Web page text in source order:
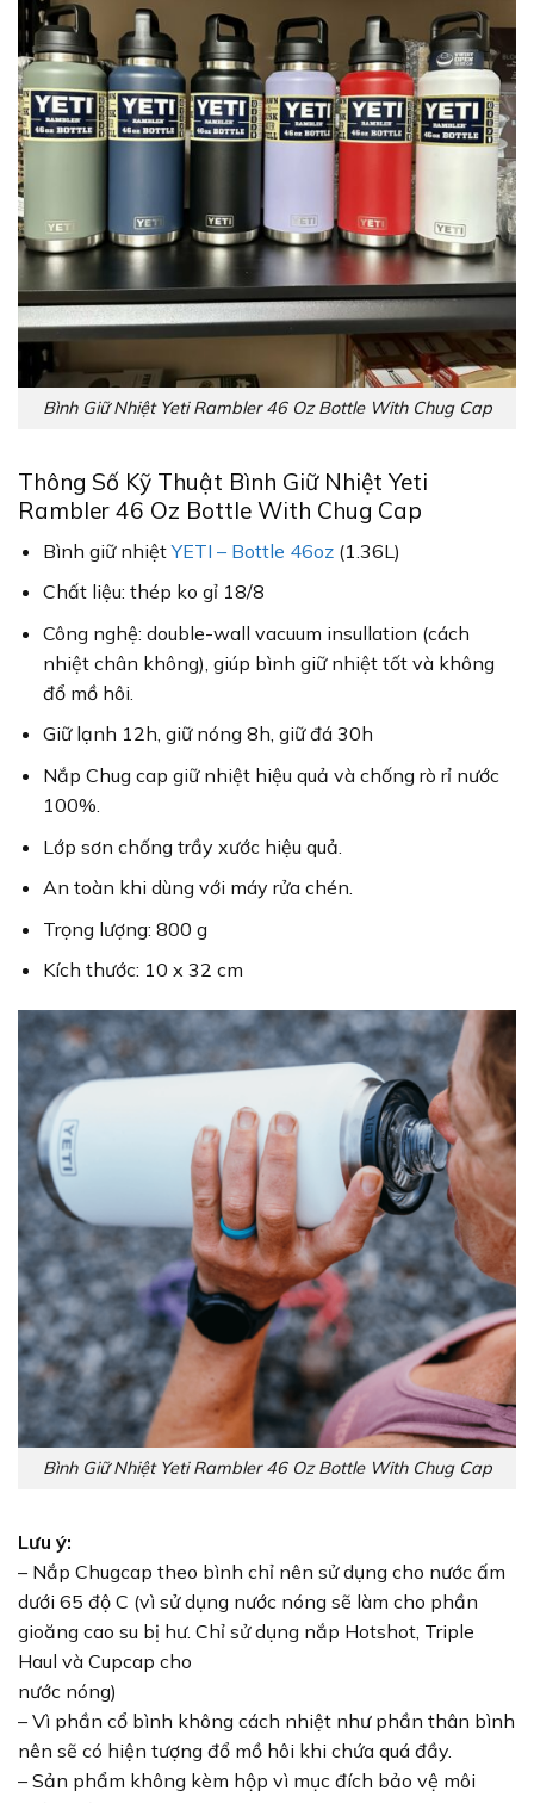
Bình Giữ Nhiệt Yeti Rambler 46 Oz Bottle With Chug Cap
Thông Số Kỹ Thuật Bình Giữ Nhiệt Yeti
Rambler 46 Oz Bottle With Chug Cap
Bình giữ nhiệtYETI – Bottle 46oz(1.36L)
Chất liệu: thép ko gỉ 18/8
Công nghệ: double-wall vacuum insullation (cách
nhiệt chân không), giúp bình giữ nhiệt tốt và không
đổ mồ hôi.
Giữ lạnh 12h, giữ nóng 8h, giữ đá 30h
Nắp Chug cap giữ nhiệt hiệu quả và chống rò rỉ nước
100%.
Lớp sơn chống trầy xước hiệu quả.
An toàn khi dùng với máy rửa chén.
Trọng lượng: 800 g
Kích thước: 10 x 32 cm
Bình Giữ Nhiệt Yeti Rambler 46 Oz Bottle With Chug Cap
Lưu ý:
– Nắp Chugcap theo bình chỉ nên sử dụng cho nước ấm
dưới 65 độ C (vì sử dụng nước nóng sẽ làm cho phần
gioăng cao su bị hư. Chỉ sử dụng nắp Hotshot, Triple
Haul và Cupcap cho
nước nóng)
– Vì phần cổ bình không cách nhiệt như phần thân bình
nên sẽ có hiện tượng đổ mồ hôi khi chứa quá đầy.
– Sản phẩm không kèm hộp vì mục đích bảo vệ môi